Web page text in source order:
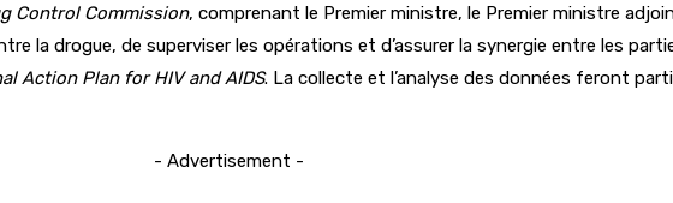
Control Commission, comprenant le Premier ministre, le Premier ministre
la drogue, de superviser les opérations et d’assurer la synergie entre les
Action Plan for HIV and AIDS. La collecte et l’analyse des données feront
- Advertisement -